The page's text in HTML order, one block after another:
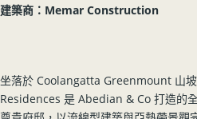
建築商：Memar Construction
坐落於 Coolangatta Greenmount 山
Residences 是 Abedian & Co 打造的